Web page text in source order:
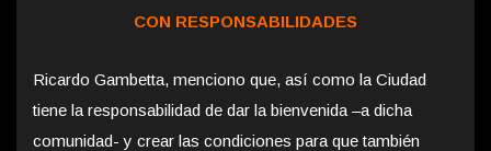
CON RESPONSABILIDADES
Ricardo Gambetta, menciono que, así como la Ciudad
tiene la responsabilidad de dar la bienvenida –a dicha
comunidad- y crear las condiciones para que también